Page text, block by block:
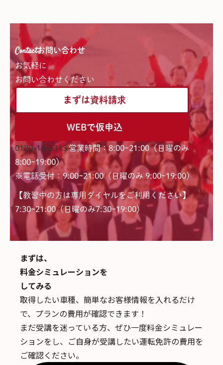
Contactお問い合わせ
お気軽に
お問い合わせください
まずは資料請求
WEBで仮申込
0120-15-6343 営業時間：8:00~21:00（日曜のみ
8:00~19:00）
※電話受付：9:00~21:00（日曜のみ 9:00~19:00）
【教習中の方は専用ダイヤルをご利用ください】
7:30~21:00（日曜のみ7:30~19:00)
まずは、
料金シミュレーションを
してみる
取得したい車種、簡単なお客様情報を入れるだけ
で、 プランの費用が確認できます！
まだ受講を迷っている方、ぜひ一度料金シミュレー
ションをし、ご自身が受講したい運転免許の費用を
ご確認ください。